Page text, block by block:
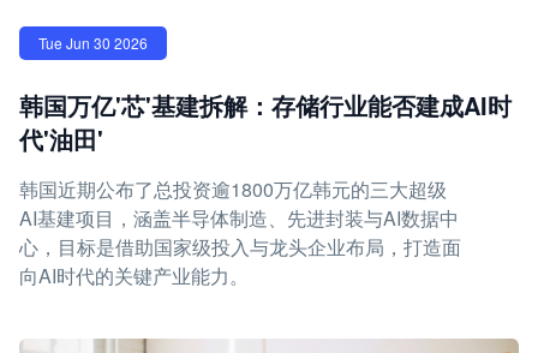
Tue Jun 30 2026
韩国万亿'芯'基建拆解：存储行业能否建成AI时
代'油田'
韩国近期公布了总投资逾1800万亿韩元的三大超级
AI基建项目，涵盖半导体制造、先进封装与AI数据中
心，目标是借助国家级投入与龙头企业布局，打造面
向AI时代的关键产业能力。